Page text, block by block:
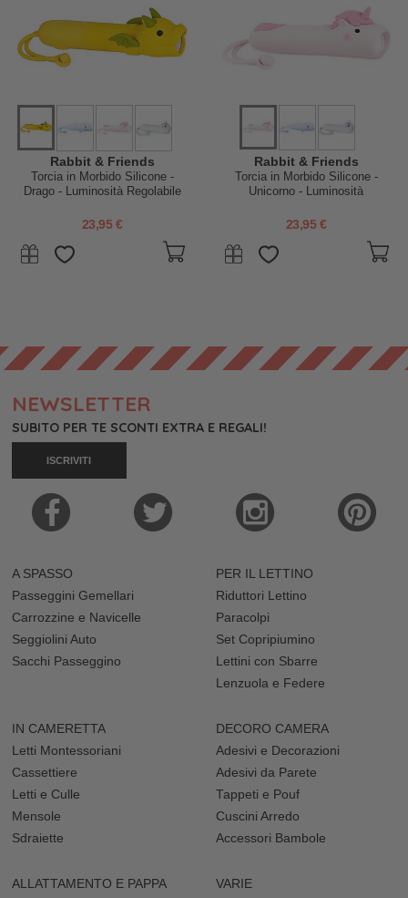
Rabbit & Friends
Torcia in Morbido Silicone -
Drago - Luminosità Regolabile
23,95 €
Rabbit & Friends
Torcia in Morbido Silicone -
Unicorno - Luminosità
23,95 €
NEWSLETTER
SUBITO PER TE SCONTI EXTRA E REGALI!
ISCRIVITI
A SPASSO
Passeggini Gemellari
Carrozzine e Navicelle
Seggiolini Auto
Sacchi Passeggino
PER IL LETTINO
Riduttori Lettino
Paracolpi
Set Copripiumino
Lettini con Sbarre
Lenzuola e Federe
IN CAMERETTA
Letti Montessoriani
Cassettiere
Letti e Culle
Mensole
Sdraiette
DECORO CAMERA
Adesivi e Decorazioni
Adesivi da Parete
Tappeti e Pouf
Cuscini Arredo
Accessori Bambole
ALLATTAMENTO E PAPPA
VARIE